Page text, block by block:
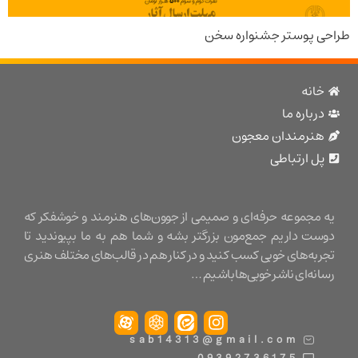
پوستر جشنواره سخن
ما
معجون
ارتباطی
حرفه‌ای و صمیمی از جوون‌های هنرمند و خوشفکر که
داریم جمع‌مون بزرگتر بشه و شما هم به ما بپیوندید تا
خوبی کسب کنید و در کنار هم در قالب‌های مختلف هنری
ناشر خوبی‌ها باشیم …
sab14313@gmail.com